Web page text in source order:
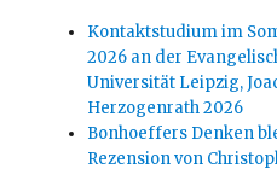
Kontaktstudium im
2026 an der
Universität Leipzig,
Herzogenrath 2026
Bonhoeffers Denken
Rezension von